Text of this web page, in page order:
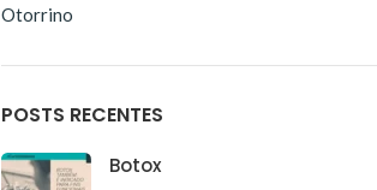
Otorrino
POSTS RECENTES
Botox